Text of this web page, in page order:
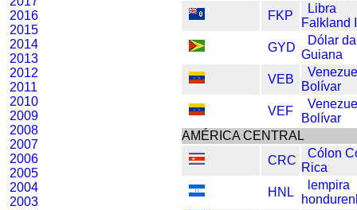
2016
2015
2014
2013
2012
2011
2010
2009
2008
2007
2006
2005
2004
2003
FKP
Libra
Falkland
GYD
Dólar da
Guiana
VEB
Bolívar
VEF
Bolívar
AMÉRICA CENTRAL
CRC
Cólon
Rica
HNL
lempira